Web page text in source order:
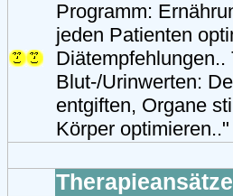
Programm:
jeden Patienten
Blut-/Urinwerten:
entgiften, Organe
Körper optimieren.."
Therapieansätze